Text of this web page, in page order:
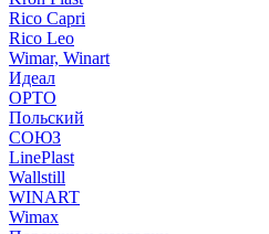
Rico Capri
Rico Leo
Wimar, Winart
Идеал
ОРТО
Польский
СОЮЗ
LinePlast
Wallstill
WINART
Wimax